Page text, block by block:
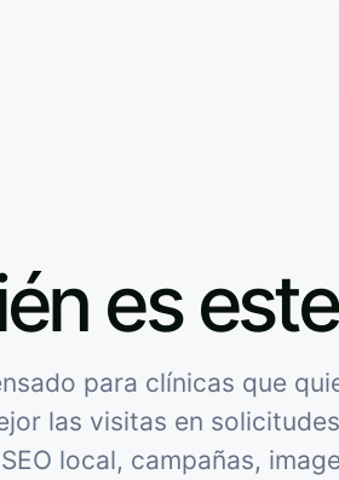
es
para clínicas que
las visitas en
local, campañas,